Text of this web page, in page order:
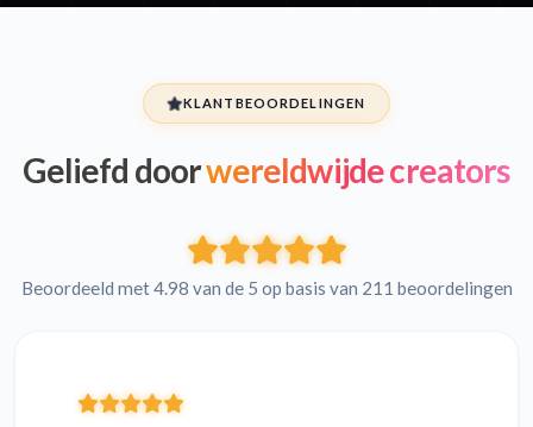
KLANTBEOORDELINGEN
Geliefd doorwereldwijde creators
Beoordeeld met 4.98 van de 5 op basis van 211 beoordelingen